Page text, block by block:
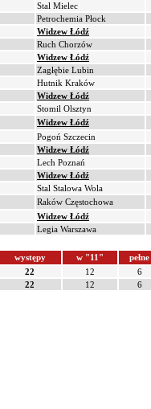
Stal Mielec
Petrochemia Płock
Widzew Łódź
Ruch Chorzów
Widzew Łódź
Zagłębie Lubin
Hutnik Kraków
Widzew Łódź
Stomil Olsztyn
Widzew Łódź
Pogoń Szczecin
Widzew Łódź
Lech Poznań
Widzew Łódź
Stal Stalowa Wola
Raków Częstochowa
Widzew Łódź
Legia Warszawa
występy w "11" pełne
22 12 6
22 12 6